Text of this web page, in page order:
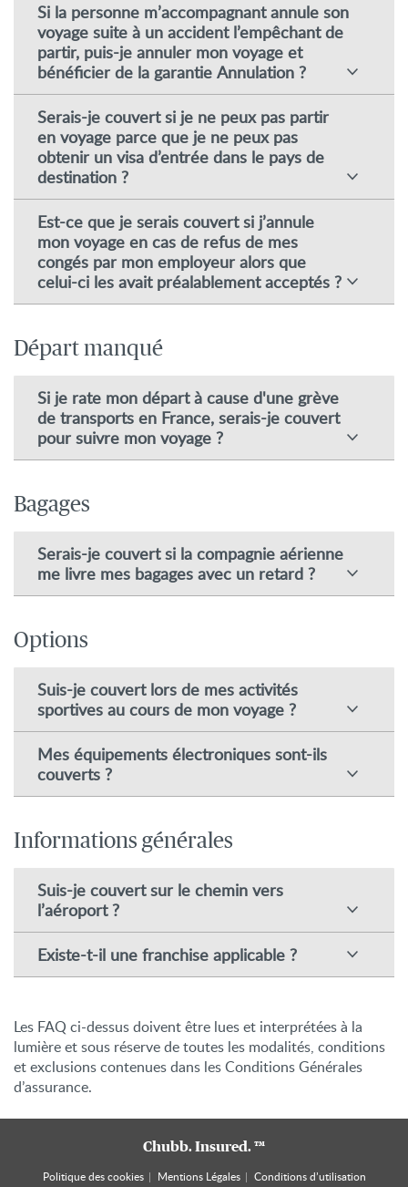
Si la personne m’accompagnant annule son
voyage suite à un accident l’empêchant de
partir, puis-je annuler mon voyage et
bénéficier de la garantie Annulation ?
Serais-je couvert si je ne peux pas partir
en voyage parce que je ne peux pas
obtenir un visa d’entrée dans le pays de
destination ?
Est-ce que je serais couvert si j’annule
mon voyage en cas de refus de mes
congés par mon employeur alors que
celui-ci les avait préalablement acceptés ?
Départ manqué
Si je rate mon départ à cause d'une grève
de transports en France, serais-je couvert
pour suivre mon voyage ?
Bagages
Serais-je couvert si la compagnie aérienne
me livre mes bagages avec un retard ?
Options
Suis-je couvert lors de mes activités
sportives au cours de mon voyage ?
Mes équipements électroniques sont-ils
couverts ?
Informations générales
Suis-je couvert sur le chemin vers
l’aéroport ?
Existe-t-il une franchise applicable ?
Les FAQ ci-dessus doivent être lues et interprétées à la
lumière et sous réserve de toutes les modalités, conditions
et exclusions contenues dans les Conditions Générales
d’assurance.
Chubb. Insured. ™
Politique des cookies
Mentions Légales Conditions d’utilisation